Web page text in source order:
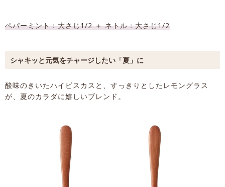
ペパーミント：大さじ1/2 ＋ ネトル：大さじ1/2
シャキッと元気をチャージしたい「夏」に
酸味のきいたハイビスカスと、すっきりとしたレモングラス
が、夏のカラダに嬉しいブレンド。